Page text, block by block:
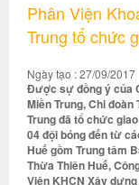
Phân Viện
Trung tổ chức
Ngày tạo : 27/09/2017
Được sự đồng ý của
Miền Trung, Chi
Trung đã tổ chức
04 đội bóng đến từ
Huế gồm Trung tâm
Thừa Thiên Huế,
Viện KHCN Xây